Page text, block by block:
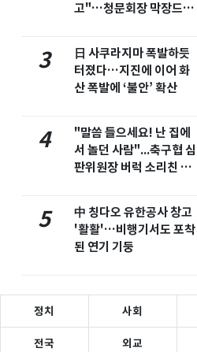
고"…청문회장 막장드라
3
日 사쿠라지마 폭발하듯
터졌다…지진에 이어 화
산 폭발에 ‘불안’ 확산
4
"말씀 들으세요! 난 집에
서 놀던 사람"...축구협 심
판위원장 버럭 소리친 이
5
中 칭다오 유한공사 창고
'활활'…비행기서도 포착
된 연기 기둥
정치 사회
전국 외교